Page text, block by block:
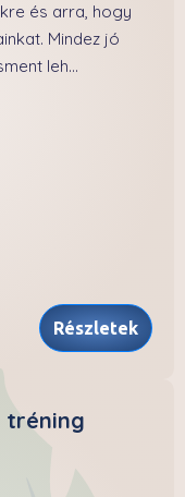
és arra, hogy
Mindez jó
leh...
Részletek
tréning